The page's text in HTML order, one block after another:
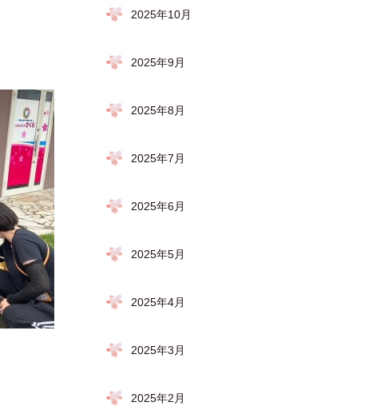
2025年10月
2025年9月
2025年8月
2025年7月
2025年6月
2025年5月
2025年4月
2025年3月
2025年2月